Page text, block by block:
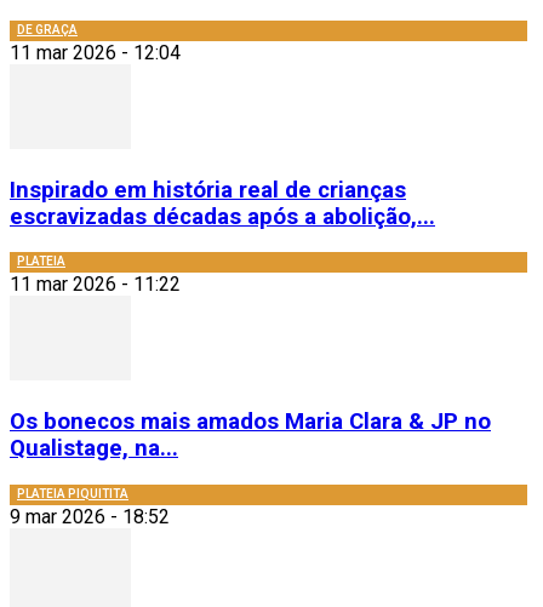
DE GRAÇA
11 mar 2026 - 12:04
Inspirado em história real de crianças
escravizadas décadas após a abolição,...
PLATEIA
11 mar 2026 - 11:22
Os bonecos mais amados Maria Clara & JP no
Qualistage, na...
PLATEIA PIQUITITA
9 mar 2026 - 18:52